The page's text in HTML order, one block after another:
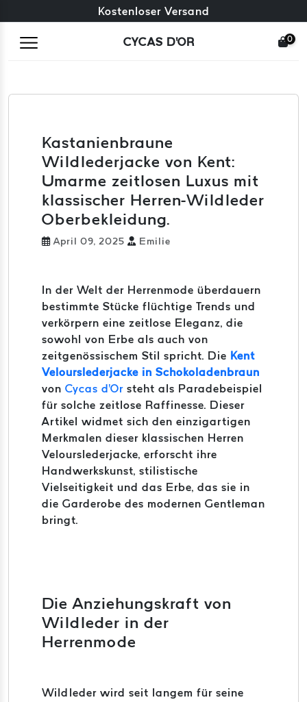
Kostenloser Umtausch + kostenlose Rücksendungen
Kostenloser Versand
CYCAS D'OR 0
Kastanienbraune
Wildlederjacke von Kent:
Umarme zeitlosen Luxus mit
klassischer Herren-Wildleder
Oberbekleidung.
April 09, 2025 Emilie
In der Welt der Herrenmode überdauern
bestimmte Stücke flüchtige Trends und
verkörpern eine zeitlose Eleganz, die
sowohl von Erbe als auch von
zeitgenössischem Stil spricht. Die Kent
Velourslederjacke in Schokoladenbraun
von Cycas d'Or steht als Paradebeispiel
für solche zeitlose Raffinesse. Dieser
Artikel widmet sich den einzigartigen
Merkmalen dieser klassischen Herren
Velourslederjacke, erforscht ihre
Handwerkskunst, stilistische
Vielseitigkeit und das Erbe, das sie in
die Garderobe des modernen Gentleman
bringt.
Die Anziehungskraft von
Wildleder in der
Herrenmode
Wildleder wird seit langem für seine